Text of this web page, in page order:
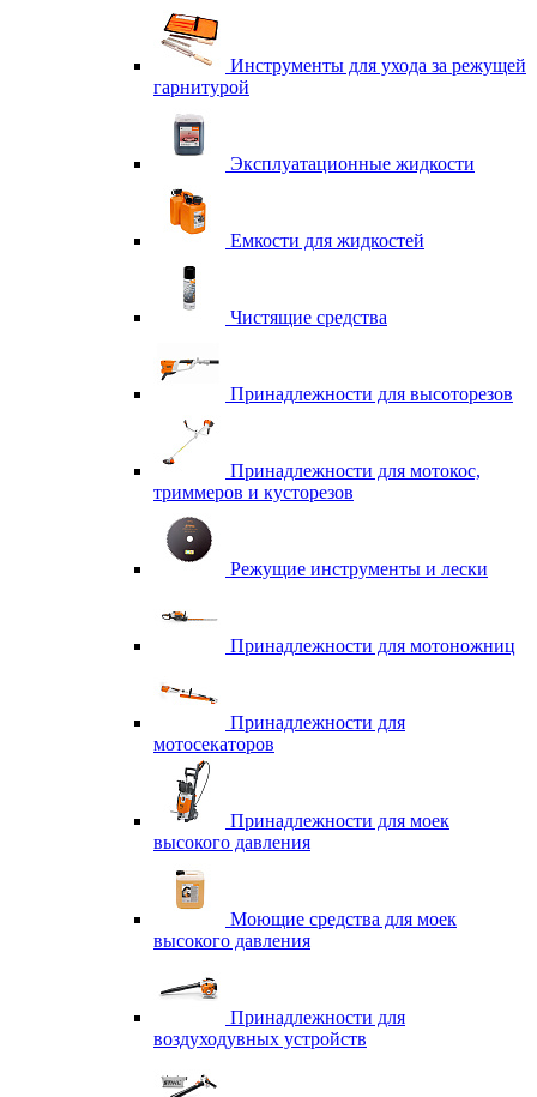
Инструменты для ухода за режущей
гарнитурой
Эксплуатационные жидкости
Емкости для жидкостей
Чистящие средства
Принадлежности для высоторезов
Принадлежности для мотокос,
триммеров и кусторезов
Режущие инструменты и лески
Принадлежности для мотоножниц
Принадлежности для
мотосекаторов
Принадлежности для моек
высокого давления
Моющие средства для моек
высокого давления
Принадлежности для
воздуходувных устройств